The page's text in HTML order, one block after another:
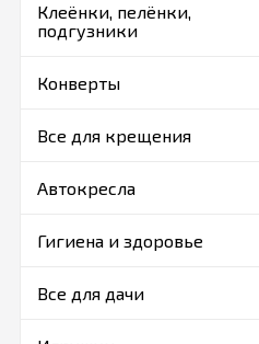
Клеёнки, пелёнки,
подгузники
Конверты
Все для крещения
Автокресла
Гигиена и здоровье
Все для дачи